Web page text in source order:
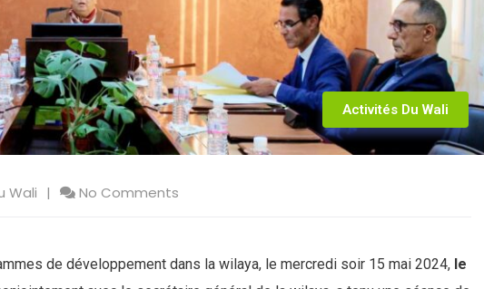
Activités Du Wali
Wali No Comments
de développement dans la wilaya, le mercredi soir 15 mai 2024, le